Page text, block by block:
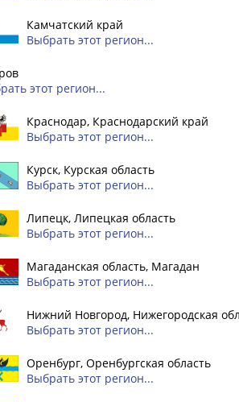
Камчатский край
Выбрать этот регион...
этот регион...
Краснодар, Краснодарский край
Выбрать этот регион...
Курск, Курская область
Выбрать этот регион...
Липецк, Липецкая область
Выбрать этот регион...
Магаданская область, Магадан
Выбрать этот регион...
Нижний Новгород, Нижегородская
Выбрать этот регион...
Оренбург, Оренбургская область
Выбрать этот регион...